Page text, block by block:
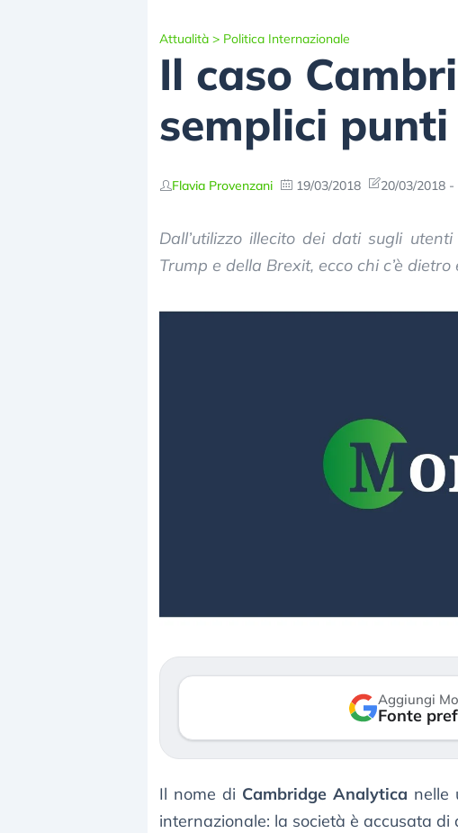
Attualità > Politica Internazionale
Il caso
semplici punti
Flavia Provenzani 19/03/2018 20/03/2018 -
Dall’utilizzo illecito dei dati sugli
Trump e della Brexit, ecco chi c’è
Aggiungi
Fonte
Il nome di Cambridge Analytica nelle
internazionale: la società è accusata
correzione. Cosa sta
3 agosto 2026